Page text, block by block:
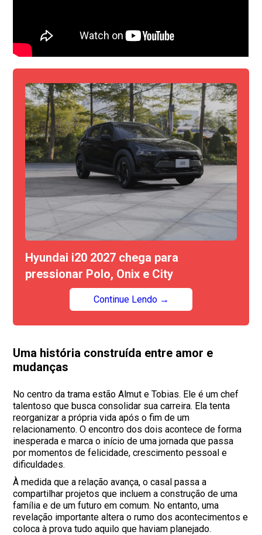
Hyundai i20 2027 chega para
pressionar Polo, Onix e City
Continue Lendo →
Uma história construída entre amor e
mudanças
No centro da trama estão Almut e Tobias. Ele é um chef
talentoso que busca consolidar sua carreira. Ela tenta
reorganizar a própria vida após o fim de um
relacionamento. O encontro dos dois acontece de forma
inesperada e marca o início de uma jornada que passa
por momentos de felicidade, crescimento pessoal e
dificuldades.
À medida que a relação avança, o casal passa a
compartilhar projetos que incluem a construção de uma
família e de um futuro em comum. No entanto, uma
revelação importante altera o rumo dos acontecimentos e
coloca à prova tudo aquilo que haviam planejado.